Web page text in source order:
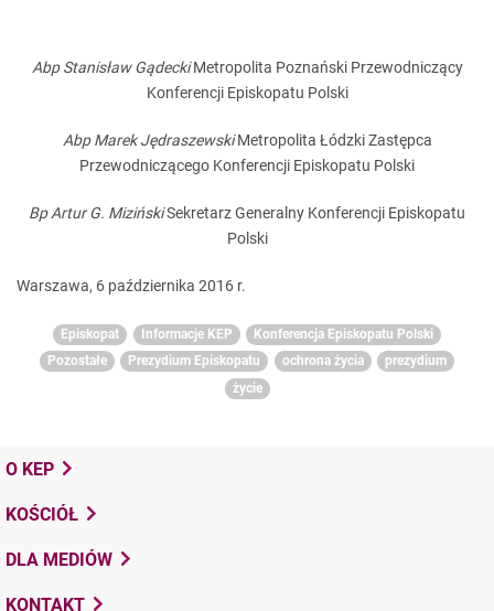
Abp Stanisław GądeckiMetropolita Poznański Przewodniczący
Konferencji Episkopatu Polski
Abp Marek JędraszewskiMetropolita Łódzki Zastępca
Przewodniczącego Konferencji Episkopatu Polski
Bp Artur G. MizińskiSekretarz Generalny Konferencji Episkopatu
Polski
Warszawa, 6 października 2016 r.
Episkopat Informacje KEP
Konferencja Episkopatu Polski
Pozostałe
Prezydium Episkopatu ochrona życia
prezydium
życie
O KEP
KOŚCIÓŁ
DLA MEDIÓW
KONTAKT